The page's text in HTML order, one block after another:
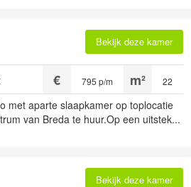
Bekijk deze kamer
22
795 p/m
met aparte slaapkamer op toplocatie
van Breda te huur.Op een uitstek...
Bekijk deze kamer